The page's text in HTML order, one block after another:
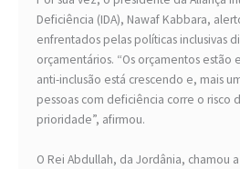
Deficiência (IDA), Nawaf Kabbara,
enfrentados pelas políticas inclusivas
orçamentários. “Os orçamentos estão
anti-inclusão está crescendo e, mais
pessoas com deficiência corre o risco
prioridade”, afirmou.
O Rei Abdullah, da Jordânia, chamou